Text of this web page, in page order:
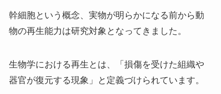
幹細胞という概念、実物が明らかになる前から動
物の再生能力は研究対象となってきました。
生物学における再生とは、「損傷を受けた組織や
器官が復元する現象」と定義づけられています。